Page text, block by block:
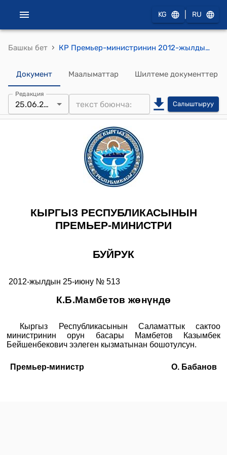
KG RU
Башкы бет › КР Премьер-министринин 2012-жылдын 25-июнундагы № 513 (К.Б.Мамбетов жөнүндө) буйругу
Документ Маалыматтар Шилтеме документтер
Редакция
25.06.2012 Салыштыруу